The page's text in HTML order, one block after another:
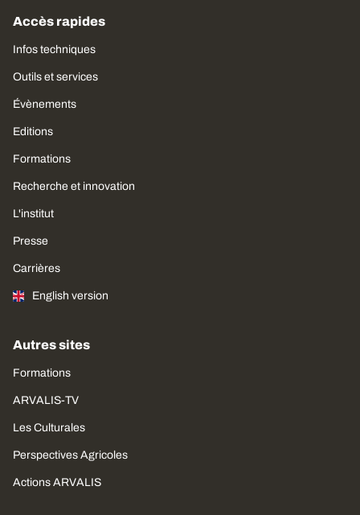
Accès rapides
Infos techniques
Outils et services
Évènements
Editions
Formations
Recherche et innovation
L'institut
Presse
Carrières
English version
Autres sites
Formations
ARVALIS-TV
Les Culturales
Perspectives Agricoles
Actions ARVALIS